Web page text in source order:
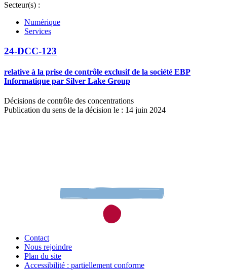
Secteur(s) :
Numérique
Services
24-DCC-123
relative à la prise de contrôle exclusif de la société EBP
Informatique par Silver Lake Group
Décisions de contrôle des concentrations
Publication du sens de la décision le : 14 juin 2024
Contact
Nous rejoindre
Plan du site
Accessibilité : partiellement conforme